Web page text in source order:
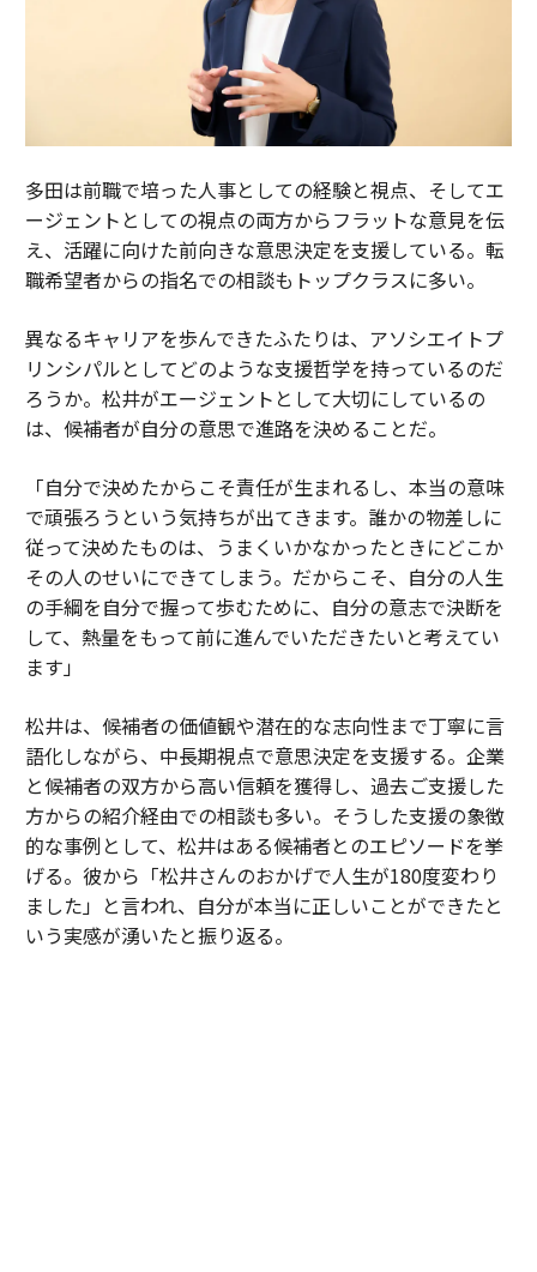
クリエイターは両方の交差点に存在する。彼らは、従来
の意味で管理が必要な関係、声、キャリアを持つ個人的
才能だ。しかし、彼らはまた、オーディエンスデータ、
コンテンツライブラリ、規模で収益増加を生み出す流通
レントエージェンシーモデルのレンズのみを通じてクリ
エイターを管理することは、プラットフォーム価値を捕
捉しないままにする。彼らをプラットフォームとしての
み扱うことは、そもそも信頼の源泉である人間関係を無
統合されたクリエイターエコノミー企業、つまりこの瞬
間を捕捉する企業は、両方のモデルを理解し、それらの
間の緊張を保持できる事業者によって構築されるだろ
時にそのタレントの商業的リーチを倍増させるデータと
プラットフォームインフラを展開できる者だ。
ブランドに対してソーシャル戦略とコンテンツインテリ
ジェンスを、クリエイターに対してタレントマネジメン
トと取引構築を、そして市場の両側を駆動する両者間の
結合組織を同時に提供できる企業が利用可能な構造的優
ターだけでなく、タレントを管理する同じチームによっ
て知らされた完全に開発されたソーシャル戦略を得る。
クリエイターは単なるブランド取引だけでなく、彼らの
オーディエンス構造と長期的知的財産ポテンシャルを理
解する戦略的パートナーを得る。
その企業は、タレントエージェンシーモデルとプラット
フォームモデルの間で選択する必要はない。それは両方
多田は前職で培った人事としての経験と視点、そしてエ
ージェントとしての視点の両方からフラットな意見を伝
え、活躍に向けた前向きな意思決定を支援している。転
職希望者からの指名での相談もトップクラスに多い。
異なるキャリアを歩んできたふたりは、アソシエイトプ
リンシパルとしてどのような支援哲学を持っているのだ
ろうか。松井がエージェントとして大切にしているの
は、候補者が自分の意思で進路を決めることだ。
「自分で決めたからこそ責任が生まれるし、本当の意味
で頑張ろうという気持ちが出てきます。誰かの物差しに
従って決めたものは、うまくいかなかったときにどこか
その人のせいにできてしまう。だからこそ、自分の人生
の手綱を自分で握って歩むために、自分の意志で決断を
して、熱量をもって前に進んでいただきたいと考えてい
ます」
松井は、候補者の価値観や潜在的な志向性まで丁寧に言
語化しながら、中長期視点で意思決定を支援する。企業
と候補者の双方から高い信頼を獲得し、過去ご支援した
方からの紹介経由での相談も多い。そうした支援の象徴
的な事例として、松井はある候補者とのエピソードを挙
げる。彼から「松井さんのおかげで人生が180度変わり
ました」と言われ、自分が本当に正しいことができたと
いう実感が湧いたと振り返る。